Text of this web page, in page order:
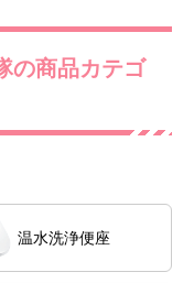
の商品カテゴ
温水洗浄便座